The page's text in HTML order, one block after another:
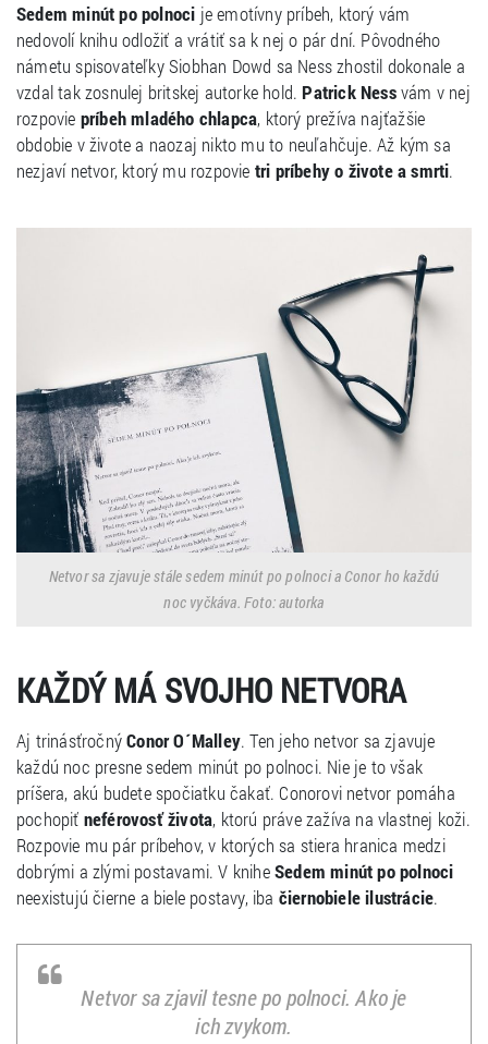
Sedem minút po polnoci je emotívny príbeh, ktorý vám
nedovolí knihu odložiť a vrátiť sa k nej o pár dní. Pôvodného
námetu spisovateľky Siobhan Dowd sa Ness zhostil dokonale a
vzdal tak zosnulej britskej autorke hold. Patrick Nessvám v nej
rozpovie príbeh mladého chlapca, ktorý prežíva najťažšie
obdobie v živote a naozaj nikto mu to neuľahčuje. Až kým sa
nezjaví netvor, ktorý mu rozpovie tri príbehy o živote a smrti.
Netvor sa zjavuje stále sedem minút po polnoci a Conor ho každú
noc vyčkáva. Foto: autorka
KAŽDÝ MÁ SVOJHO NETVORA
Aj trinásťročnýConor O´Malley. Ten jeho netvor sa zjavuje
každú noc presne sedem minút po polnoci. Nie je to však
príšera, akú budete spočiatku čakať. Conorovi netvor pomáha
pochopiť neférovosť života, ktorú práve zažíva na vlastnej koži.
Rozpovie mu pár príbehov, v ktorých sa stiera hranica medzi
dobrými a zlými postavami. V kniheSedem minút po polnoci
neexistujú čierne a biele postavy, iba čiernobiele ilustrácie.
Netvor sa zjavil tesne po polnoci. Ako je
ich zvykom.